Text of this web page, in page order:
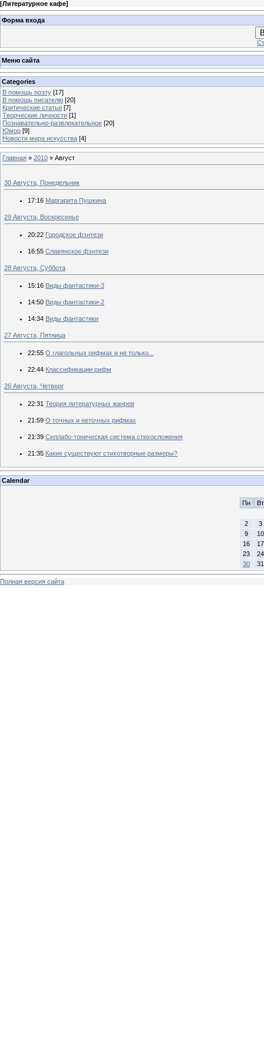
[Литературное кафе]
Форма входа
Меню сайта
Categories
В помощь поэту [17]
В помощь писателю [20]
Критические статьи [7]
Творческие личности [1]
Познавательно-развлекательное [20]
Юмор [9]
Новости мира искусства [4]
Главная » 2010 » Август
30 Августа, Понедельник
17:16 Маргарита Пушкина
29 Августа, Воскресенье
20:22 Городское фэнтези
16:55 Славянское фэнтези
28 Августа, Суббота
15:16 Виды фантастики-3
14:50 Виды фантастики-2
14:34 Виды фантастики
27 Августа, Пятница
22:55 О глагольных рифмах и не только...
22:44 Классификации рифм
26 Августа, Четверг
22:31 Теория литературных жанров
21:59 О точных и неточных рифмах
21:39 Силлабо-тоническая система стихосложения
21:35 Какие существуют стихотворные размеры?
Calendar
Пн
Вт
2
3
9
10
16
17
23
24
30
31
Полная версия сайта